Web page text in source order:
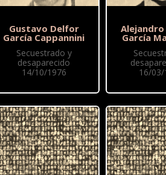
Gustavo Delfor
García Cappannini
Secuestrado y
desaparecido
14/10/1976
García
16/